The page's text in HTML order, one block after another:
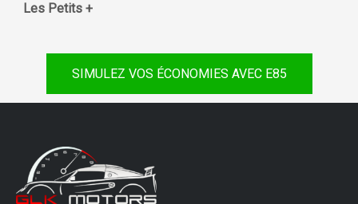
Les Petits +
SIMULEZ VOS ÉCONOMIES AVEC E85